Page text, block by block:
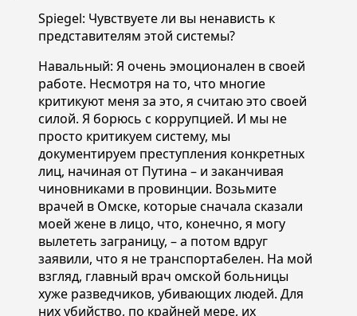
Spiegel: Чувствуете ли вы ненависть к
представителям этой системы?
Навальный: Я очень эмоционален в своей
работе. Несмотря на то, что многие
критикуют меня за это, я считаю это своей
силой. Я борюсь с коррупцией. И мы не
просто критикуем систему, мы
документируем преступления конкретных
лиц, начиная от Путина – и заканчивая
чиновниками в провинции. Возьмите
врачей в Омске, которые сначала сказали
моей жене в лицо, что, конечно, я могу
вылететь заграницу, – а потом вдруг
заявили, что я не транспортабелен. На мой
взгляд, главный врач омской больницы
хуже разведчиков, убивающих людей. Для
них убийство, по крайней мере, их